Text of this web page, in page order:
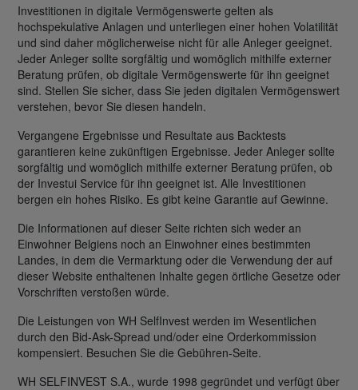
Investitionen in digitale Vermögenswerte gelten als
hochspekulative Anlagen und unterliegen einer hohen Volatilität
und sind daher möglicherweise nicht für alle Anleger geeignet.
Jeder Anleger sollte sorgfältig und womöglich mithilfe externer
Beratung prüfen, ob digitale Vermögenswerte für ihn geeignet
sind. Stellen Sie sicher, dass Sie jeden digitalen Vermögenswert
verstehen, bevor Sie diesen handeln.
Vergangene Ergebnisse und Resultate aus Backtests
garantieren keine zukünftigen Ergebnisse. Jeder Anleger sollte
sorgfältig und womöglich mithilfe externer Beratung prüfen, ob
der Investui Service für ihn geeignet ist. Alle Investitionen
bergen ein hohes Risiko. Es gibt keine Garantie auf Gewinne.
Die Informationen auf dieser Seite richten sich weder an
Einwohner Belgiens noch an Einwohner eines bestimmten
Landes, in dem die Vermarktung oder die Verwendung der auf
dieser Website enthaltenen Inhalte gegen örtliche Gesetze oder
Vorschriften verstoßen würde.
Die Leistungen von WH SelfInvest werden im Wesentlichen
durch den Bid-Ask-Spread und/oder eine Orderkommission
kompensiert. Besuchen Sie die Gebühren-Seite.
WH SELFINVEST S.A., wurde 1998 gegründet und verfügt über